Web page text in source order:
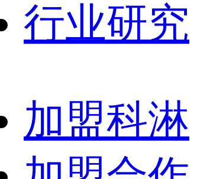
行业研究
加盟科淋